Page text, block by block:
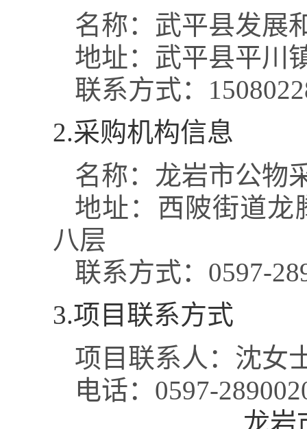
名称： 武平县发展
地址： 武平县平川
联系方式：
2.采购机构信息
名称： 龙岩市公物
地址： 西陂街道龙
八层
联系方式： 0597-
3.项目联系方式
项目联系人： 沈女
电话： 0597-
龙岩